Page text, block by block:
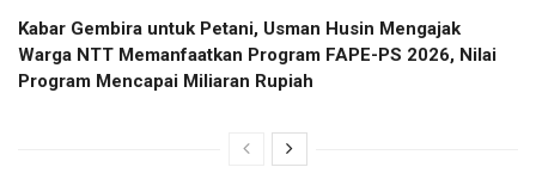
Kabar Gembira untuk Petani, Usman Husin Mengajak
Warga NTT Memanfaatkan Program FAPE-PS 2026, Nilai
Program Mencapai Miliaran Rupiah